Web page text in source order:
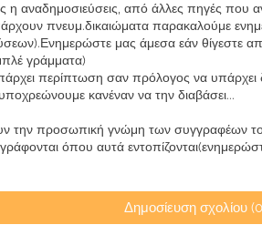
η αναδημοσιεύσεις, από άλλες πηγές
πνευμ.δικαιώματα παρακαλούμε
μας άμεσα εάν θίγεστε
γράμματα)
περίπτωση σαν πρόλογος να υπάρχει
κανέναν να την διαβάσει...
την προσωπική γνώμη των συγγραφέων
όπου αυτά
Δημοσίευση σχολίου